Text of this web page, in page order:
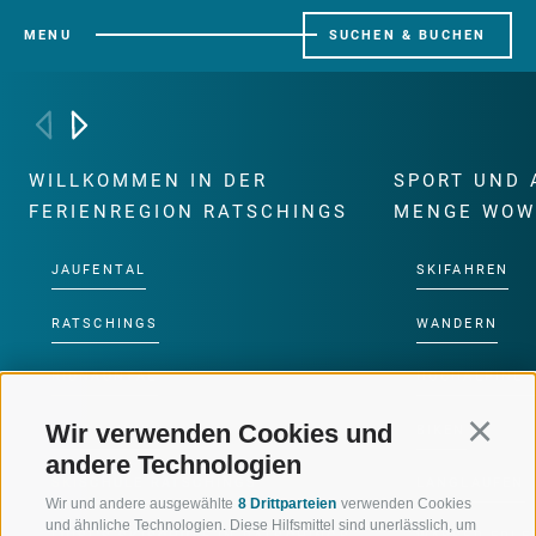
Wir verwenden Cookies und
andere Technologien
Wir und andere ausgewählte 8 Drittparteien verwenden Cookies
und ähnliche Technologien. Diese Hilfsmittel sind unerlässlich, um
MENU SUCHEN & BUCHEN
WILLKOMMEN IN DER
FERIENREGION RATSCHINGS
JAUFENTAL
RATSCHINGS
RIDNAUNTAL
BERGBAHNEN
SKISCHULE RATSCHINGS
SPORT UND
MENGE
SKIFAHREN
WANDERN
HOCHALPINE